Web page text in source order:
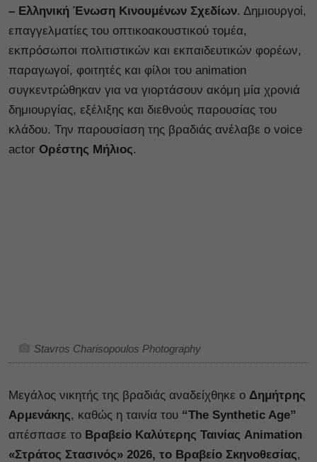
– Ελληνική Ένωση Κινουμένων Σχεδίων. Δημιουργοί,
επαγγελματίες του οπτικοακουστικού τομέα,
εκπρόσωποι πολιτιστικών και εκπαιδευτικών φορέων,
παραγωγοί, φοιτητές και φίλοι του animation
συγκεντρώθηκαν για να γιορτάσουν ακόμη μία χρονιά
δημιουργίας, εξέλιξης και διεθνούς παρουσίας του
κλάδου. Την παρουσίαση της βραδιάς ανέλαβε ο voice
actor Ορέστης Μήλιος.
Stavros Charisopoulos Photography
Μεγάλος νικητής της βραδιάς αναδείχθηκε ο Δημήτρης
Αρμενάκης, καθώς η ταινία του “The Synthetic Age”
απέσπασε το Βραβείο Καλύτερης Ταινίας Animation
«Στράτος Στασινός» 2026, το Βραβείο Σκηνοθεσίας,